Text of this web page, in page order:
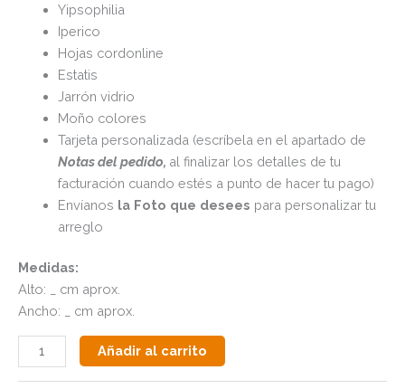
Yipsophilia
Iperico
Hojas cordonline
Estatis
Jarrón vidrio
Moño colores
Tarjeta personalizada (escríbela en el apartado de
Notas del pedido, al finalizar los detalles de tu
facturación cuando estés a punto de hacer tu pago)
Envíanos la Foto que desees para personalizar tu
arreglo
Medidas:
Alto: _ cm aprox.
Ancho: _ cm aprox.
Añadir al carrito